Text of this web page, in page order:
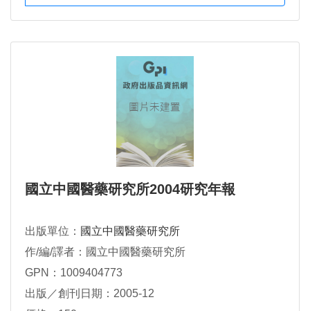
國立中國醫藥研究所2004研究年報
出版單位： 國立中國醫藥研究所
作/編/譯者：國立中國醫藥研究所
GPN：1009404773
出版／創刊日期：2005-12